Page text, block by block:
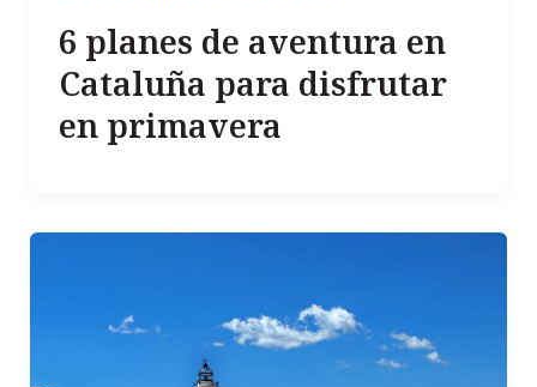
6 planes de aventura en
Cataluña para disfrutar
en primavera